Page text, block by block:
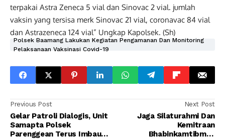
terpakai Astra Zeneca 5 vial dan Sinovac 2 vial. jumlah
vaksin yang tersisa merk Sinovac 21 vial, coronavac 84 vial
dan Astrazeneca 124 vial” Ungkap Kapolsek. (Sh)
Polsek Baamang Lakukan Kegiatan Pengamanan Dan Monitoring
Pelaksanaan Vaksinasi Covid-19
Previous Post
Gelar Patroli Dialogis, Unit
Samapta Polsek
Parenggean Terus Imbau
Next Post
Jaga Silaturahmi Dan
Kemitraan
Bhabinkamtibmas